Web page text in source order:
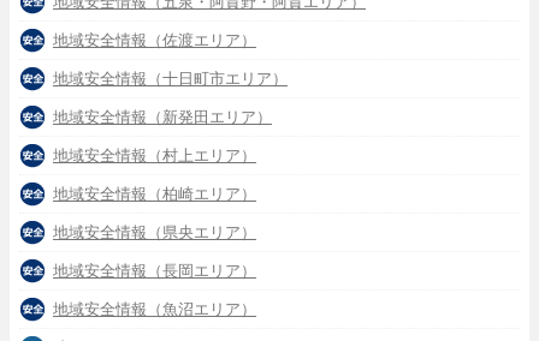
地域安全情報（佐渡エリア）
地域安全情報（十日町市エリア）
地域安全情報（新発田エリア）
地域安全情報（村上エリア）
地域安全情報（柏崎エリア）
地域安全情報（県央エリア）
地域安全情報（長岡エリア）
地域安全情報（魚沼エリア）